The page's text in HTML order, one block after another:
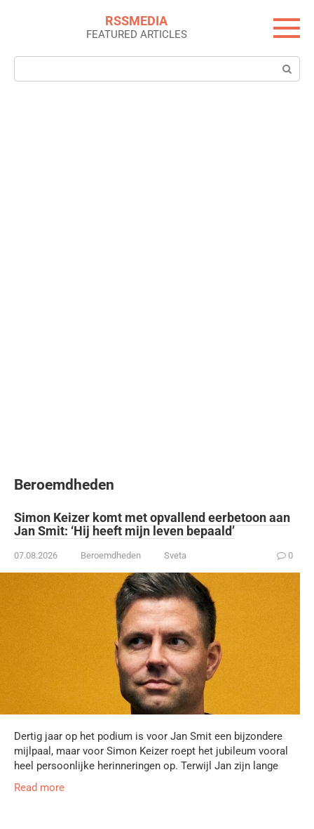
RSSMEDIA
FEATURED ARTICLES
Search:
Beroemdheden
Simon Keizer komt met opvallend eerbetoon aan
Jan Smit: ‘Hij heeft mijn leven bepaald’
07.08.2026 Beroemdheden Sveta 0
Dertig jaar op het podium is voor Jan Smit een bijzondere
mijlpaal, maar voor Simon Keizer roept het jubileum vooral
heel persoonlijke herinneringen op. Terwijl Jan zijn lange
Read more